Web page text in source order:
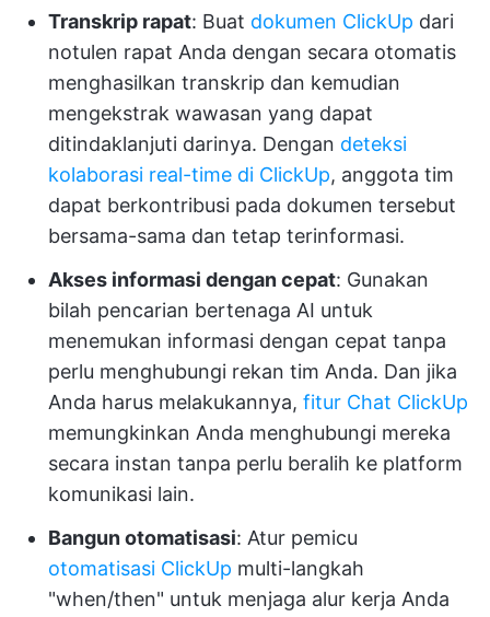
Transkrip rapat: Buat dokumen ClickUp dari
notulen rapat Anda dengan secara otomatis
menghasilkan transkrip dan kemudian
mengekstrak wawasan yang dapat
ditindaklanjuti darinya. Dengan deteksi
kolaborasi real-time di ClickUp, anggota tim
dapat berkontribusi pada dokumen tersebut
bersama-sama dan tetap terinformasi.
Akses informasi dengan cepat: Gunakan
bilah pencarian bertenaga AI untuk
menemukan informasi dengan cepat tanpa
perlu menghubungi rekan tim Anda. Dan jika
Anda harus melakukannya, fitur Chat ClickUp
memungkinkan Anda menghubungi mereka
secara instan tanpa perlu beralih ke platform
komunikasi lain.
Bangun otomatisasi: Atur pemicu
otomatisasi ClickUp multi-langkah
"when/then" untuk menjaga alur kerja Anda